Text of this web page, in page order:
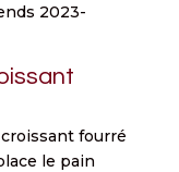
2023-
fourré
le pain